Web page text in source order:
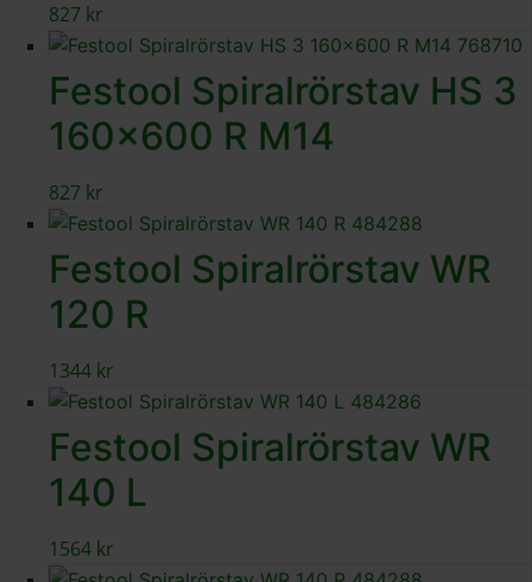
827 kr
Festool Spiralrörstav HS 3
160×600 R M14
827 kr
Festool Spiralrörstav WR
120 R
1344 kr
Festool Spiralrörstav WR
140 L
1564 kr